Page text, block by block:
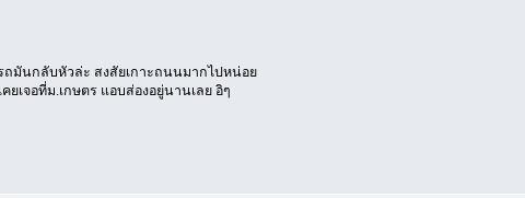
ถมันกลับหัวล่ะ สงสัยเกาะถนนมากไปหน่อย
เจอที่ม.เกษตร แอบส่องอยู่นานเลย อิๆ